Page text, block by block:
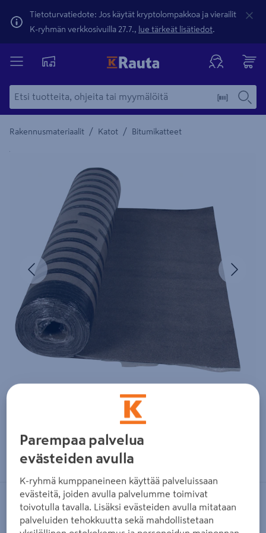
Tietoturvatiedote: Jos käytät kryptolompakkoa ja vierailit
K-ryhmän verkkosivuilla 27.7., lue tärkeät lisätiedot.
Rakennusmateriaalit / Katot / Bitumikatteet
Yksityiskohtainen kuvaus löytyy Tuotteen kuvaus -
Edellinen
Zoomaa kuvaa sormilla kosketusnäytöllä
Aluskermi VentiLight hitsattava TL3
BMI ICOPAL
Parempaa palvelua
evästeiden avulla
K-ryhmä kumppaneineen käyttää palveluissaan
evästeitä, joiden avulla palvelumme toimivat
toivotulla tavalla. Lisäksi evästeiden avulla mitataan
palveluiden tehokkuutta sekä mahdollistetaan